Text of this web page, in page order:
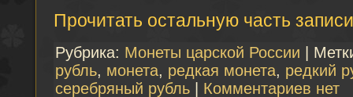
Прочитать остальную часть
Рубрика: Монеты царской России |
рубль, монета, редкая монета, редкий
серебряный рубль
Комментариев нет